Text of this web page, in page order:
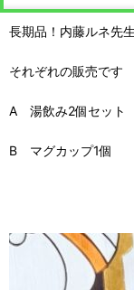
長期品！内藤ルネ先
それぞれの販売です
A 湯飲み2個セット
B マグカップ1個